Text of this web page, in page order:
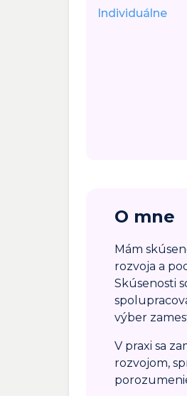
Individuálne
O mne
Mám
rozvoja a
Skúsenosti
výber
V praxi sa
rozvojom,